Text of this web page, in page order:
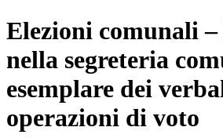
Elezioni comunali –
nella segreteria
esemplare dei
operazioni di voto